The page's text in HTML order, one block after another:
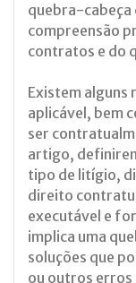
quebra-cabeça
compreensão
contratos e do
Existem
aplicável, bem
ser
artigo,
tipo de litígio,
direito
executável e
implica uma
soluções que
ou outros